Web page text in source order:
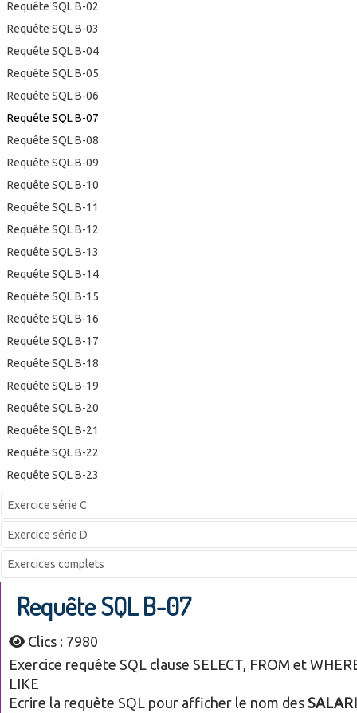
Requête SQL B-02
Requête SQL B-03
Requête SQL B-04
Requête SQL B-05
Requête SQL B-06
Requête SQL B-07
Requête SQL B-08
Requête SQL B-09
Requête SQL B-10
Requête SQL B-11
Requête SQL B-12
Requête SQL B-13
Requête SQL B-14
Requête SQL B-15
Requête SQL B-16
Requête SQL B-17
Requête SQL B-18
Requête SQL B-19
Requête SQL B-20
Requête SQL B-21
Requête SQL B-22
Requête SQL B-23
Exercice série C
Exercice série D
Exercices complets
Requête SQL B-07
Clics : 7980
Exercice requête SQL clause SELECT, FROM et
LIKE
Ecrire la requête SQL pour afficher le nom des